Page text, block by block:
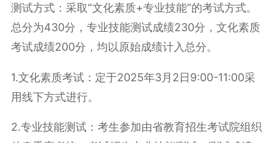
测试方式：采取“文化素质+专业技能”的考试方式。
总分为430分，专业技能测试成绩230分，文化素质
考试成绩200分，均以原始成绩计入总分。
1.文化素质考试：定于2025年3月2日9:00-11:00采
用线下方式进行。
2.专业技能测试：考生参加由省教育招生考试院组织